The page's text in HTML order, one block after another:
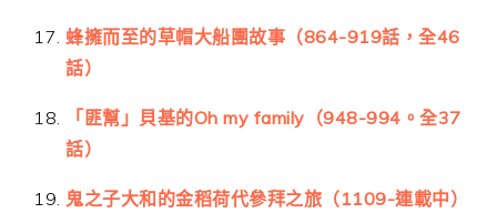
蜂擁而至的草帽大船團故事（864-919話，全46
話）
「匪幫」貝基的Oh my family（948-994。全37
話）
鬼之子大和的金稻荷代參拜之旅（1109-連載中）